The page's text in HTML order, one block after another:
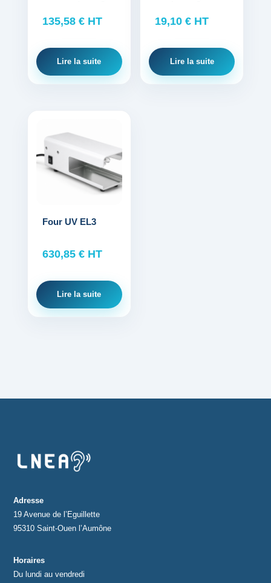
135,58 € HT
Lire la suite
19,10€ HT
Lire la suite
Four UV EL3
630,85 € HT
Lire la suite
Adresse
19 Avenue de l’Eguillette
95310 Saint-Ouen l’Aumône
Horaires
Du lundi au vendredi